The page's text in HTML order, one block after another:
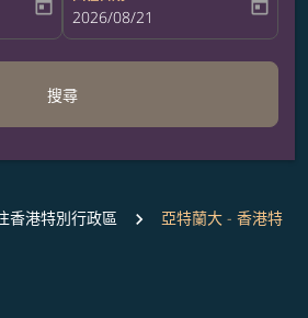
date-aria-label
today fc-booking-return-date-aria-label
2026/08/21 today
搜尋
香港特別行政區
亞特蘭大 - 香港特